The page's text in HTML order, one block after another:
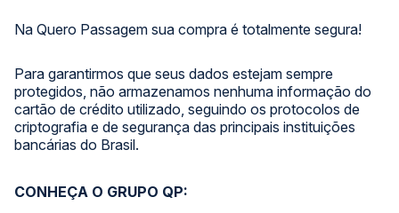
Na Quero Passagem sua compra é totalmente segura!
Para garantirmos que seus dados estejam sempre
protegidos, não armazenamos nenhuma informação do
cartão de crédito utilizado, seguindo os protocolos de
criptografia e de segurança das principais instituições
bancárias do Brasil.
CONHEÇA O GRUPO QP: